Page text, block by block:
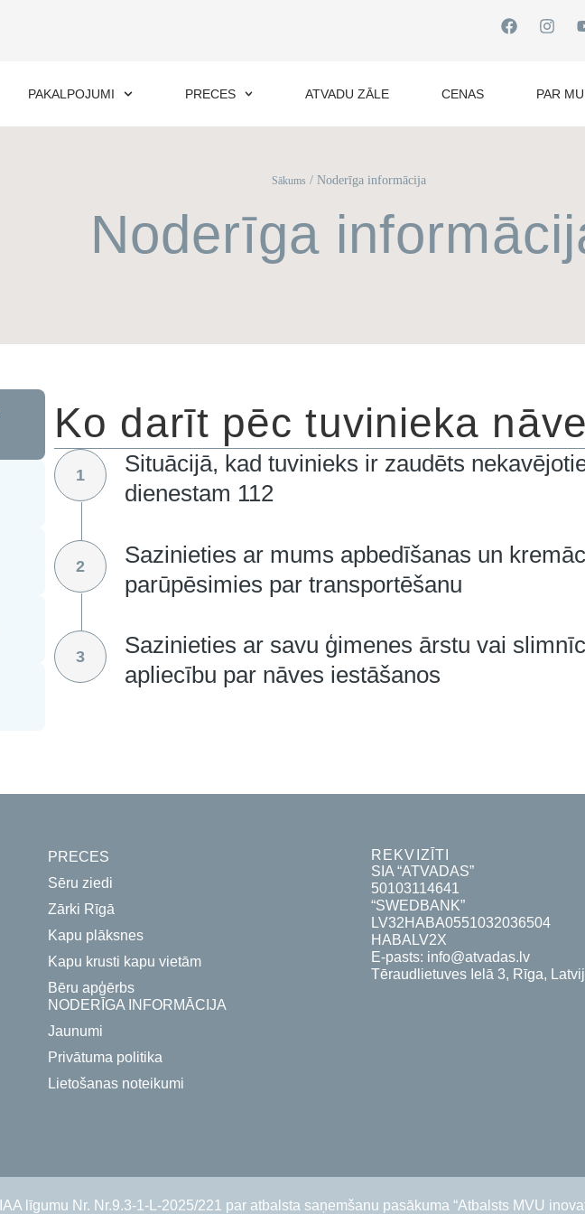
PAKALPOJUMI PRECES ATVADU ZĀLE CENAS PAR
Sākums / Noderīga informācija
Noderīga
Ko darīt pēc tuvinieka
1
Situācijā, kad tuvinieks ir zaudēts
dienestam 112
2
Sazinieties ar mums apbedīšanas un
parūpēsimies par transportēšanu
3
Sazinieties ar savu ģimenes ārstu vai
apliecību par nāves iestāšanos
PRECES
Sēru ziedi
Zārki Rīgā
Kapu plāksnes
Kapu krusti kapu vietām
Bēru apģērbs
NODERĪGA INFORMĀCIJA
Jaunumi
Privātuma politika
Lietošanas noteikumi
REKVIZĪTI
SIA “ATVADAS”
50103114641
“SWEDBANK”
LV32HABA0551032036504
HABALV2X
E-pasts: info@atvadas.lv
Tēraudlietuves Ielā 3, Rīga,
līgumu Nr. Nr.9.3-1-L-2025/221 par atbalsta saņemšanu pasākuma “Atbalsts MVU